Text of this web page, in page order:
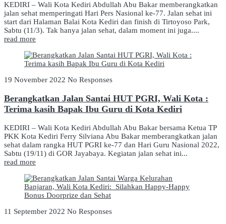
KEDIRI – Wali Kota Kediri Abdullah Abu Bakar memberangkatkan
jalan sehat memperingati Hari Pers Nasional ke-77. Jalan sehat ini
start dari Halaman Balai Kota Kediri dan finish di Tirtoyoso Park,
Sabtu (11/3). Tak hanya jalan sehat, dalam moment ini juga....
read more
19 November 2022 No Responses
Berangkatkan Jalan Santai HUT PGRI, Wali Kota :
Terima kasih Bapak Ibu Guru di Kota Kediri
KEDIRI – Wali Kota Kediri Abdullah Abu Bakar bersama Ketua TP
PKK Kota Kediri Ferry Silviana Abu Bakar memberangkatkan jalan
sehat dalam rangka HUT PGRI ke-77 dan Hari Guru Nasional 2022,
Sabtu (19/11) di GOR Jayabaya. Kegiatan jalan sehat ini...
read more
11 September 2022 No Responses